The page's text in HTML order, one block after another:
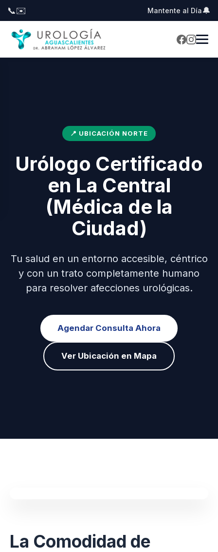
📞✉️ Mantente al Día🔔
📍 UBICACIÓN NORTE
Urólogo Certificado
en La Central
(Médica de la
Ciudad)
Tu salud en un entorno accesible, céntrico
y con un trato completamente humano
para resolver afecciones urológicas.
Agendar Consulta Ahora
Ver Ubicación en Mapa
La Comodidad de